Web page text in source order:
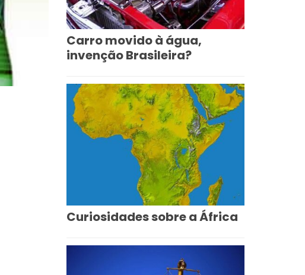
Carro movido à água,
invenção Brasileira?
Curiosidades sobre a África